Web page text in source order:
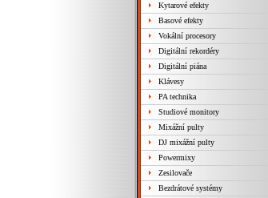
Kytarové efekty
Basové efekty
Vokální procesory
Digitální rekordéry
Digitální piána
Klávesy
PA technika
Studiové monitory
Mixážní pulty
DJ mixážní pulty
Powermixy
Zesilovače
Bezdrátové systémy